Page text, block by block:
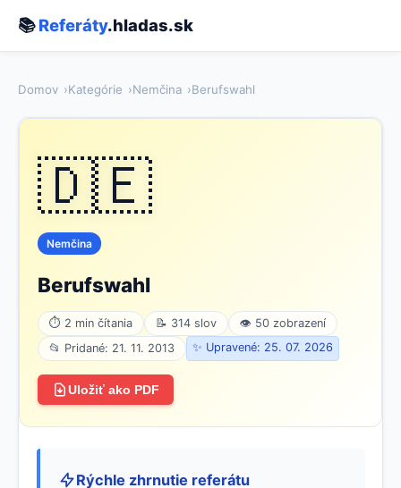
📚Referáty.hladas.sk
Domov Kategórie Nemčina Berufswahl
🇩🇪
Nemčina
Berufswahl
⏱ 2 min čítania 📝 314 slov
👁 50 zobrazení
📂 Pridané: 21. 11. 2013
✨ Upravené: 25. 07. 2026
Uložiť ako PDF
Rýchle zhrnutie referátu